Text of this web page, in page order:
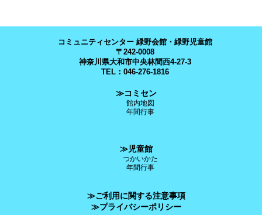
コミュニティセンター 緑野会館・緑野児童館
〒242-0008
神奈川県大和市中央林間西4-27-3
TEL：046-276-1816
≫コミセン
館内地図
年間行事
≫児童館
つかいかた
年間行事
≫ご利用に関する注意事項
≫プライバシーポリシー